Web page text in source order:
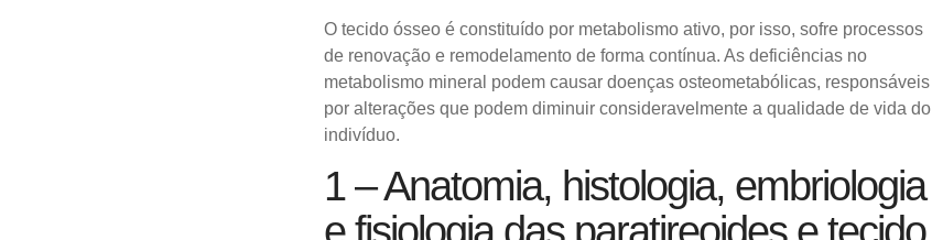
O tecido ósseo é constituído por metabolismo ativo, por isso, sofre processos
de renovação e remodelamento de forma contínua. As deficiências no
metabolismo mineral podem causar doenças osteometabólicas, responsáveis
por alterações que podem diminuir consideravelmente a qualidade de vida do
indivíduo.
1 – Anatomia, histologia, embriologia